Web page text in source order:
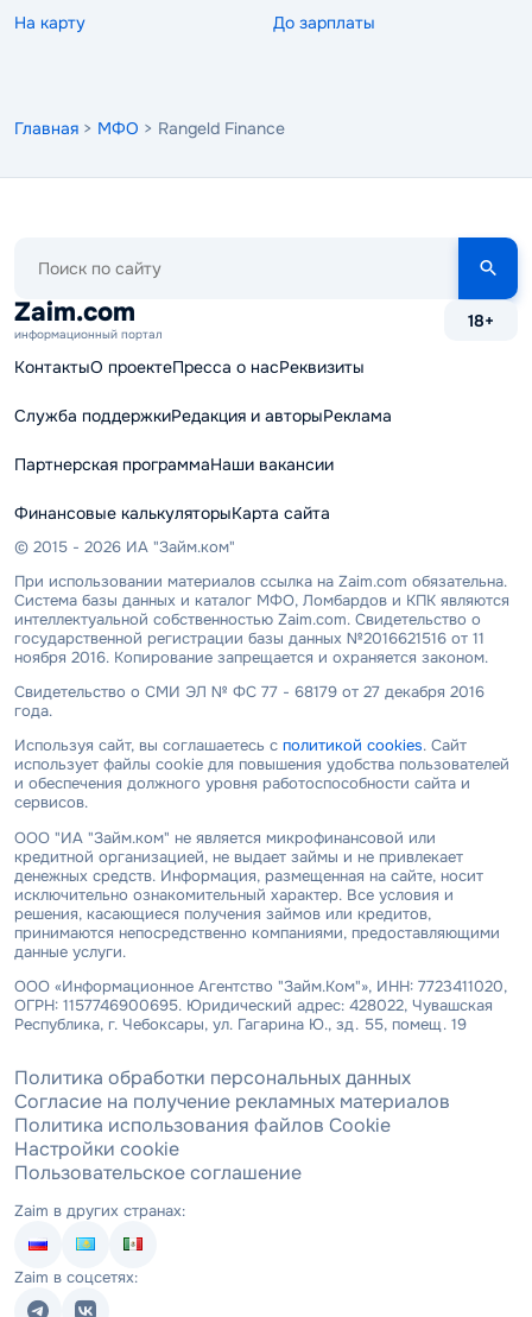
На карту
До зарплаты
Главная > МФО > Rangeld Finance
сайту
Zaim.com
информационный портал
18+
КонтактыО проектеПресса о насРеквизиты
Служба поддержкиРедакция и авторыРеклама
Партнерская программаНаши вакансии
Финансовые калькуляторыКарта сайта
© 2015 - 2026 ИА "Займ.ком"
При использовании материалов ссылка на Zaim.com обязательна.
Система базы данных и каталог МФО, Ломбардов и КПК являются
интеллектуальной собственностью Zaim.com. Свидетельство о
государственной регистрации базы данных №2016621516 от 11
ноября 2016. Копирование запрещается и охраняется законом.
Свидетельство о СМИ ЭЛ № ФС 77 - 68179 от 27 декабря 2016
года.
Используя сайт, вы соглашаетесь с политикой cookies. Сайт
использует файлы cookie для повышения удобства пользователей
и обеспечения должного уровня работоспособности сайта и
сервисов.
ООО "ИА "Займ.ком" не является микрофинансовой или
кредитной организацией, не выдает займы и не привлекает
денежных средств. Информация, размещенная на сайте, носит
исключительно ознакомительный характер. Все условия и
решения, касающиеся получения займов или кредитов,
принимаются непосредственно компаниями, предоставляющими
данные услуги.
ООО «Информационное Агентство "Займ.Ком"», ИНН: 7723411020,
ОГРН: 1157746900695. Юридический адрес: 428022, Чувашская
Республика, г. Чебоксары, ул. Гагарина Ю., зд. 55, помещ. 19
Политика обработки персональных данных
Согласие на получение рекламных материалов
Политика использования файлов Cookie
Настройки cookie
Пользовательское соглашение
Zaim в других странах:
Zaim в соцсетях: